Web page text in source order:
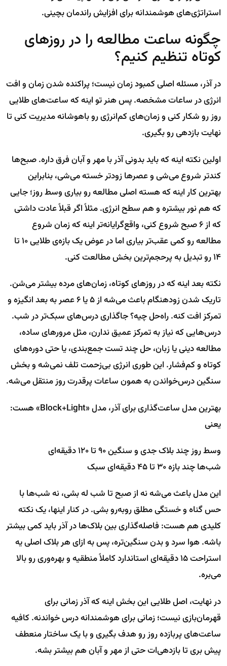
استراتژی‌های هوشمندانه برای افزایش راندمان بچینی.
چگونه ساعت مطالعه را در روزهای
کوتاه تنظیم کنیم؟
در آذر، مسئله اصلی کمبود زمان نیست؛ پراکنده شدن زمان و افت
انرژی در ساعات مشخصه. پس هنر تو اینه که ساعت‌های طلایی
روز رو شکار کنی و زمان‌های کم‌انرژی رو باهوشانه مدیریت کنی تا
نهایت بازدهی رو بگیری.
اولین نکته اینه که باید بدونی آذر با مهر و آبان فرق داره. صبح‌ها
کندتر شروع می‌شی و عصرها زودتر خسته می‌شی، بنابراین
بهترین کار اینه که هسته اصلی مطالعه رو بیاری وسط روز؛ جایی
که هم نور بیشتره و هم سطح انرژی. مثلاً اگر قبلاً عادت داشتی
که از ۶ صبح شروع کنی، واقع‌گرایانه‌تر اینه که زمان شروع
مطالعه رو کمی عقب‌تر بیاری اما در عوض یک بازه‌ی طلایی ۱۰ تا
۱۴ رو تبدیل به پرحجم‌ترین بخش مطالعت کنی.
نکته بعد اینه که در روزهای کوتاه، زمان‌های مرده بیشتر می‌شن.
تاریک شدن زودهنگام باعث می‌شه از ۵ یا ۶ عصر به بعد انگیزه و
تمرکز افت کنه. راه‌حل چیه؟ جاگذاری درس‌های سبک‌تر در شب.
درس‌هایی که نیاز به تمرکز عمیق ندارن، مثل مرورهای ساده،
مطالعه دینی یا زبان، حل چند تست جمع‌بندی، یا حتی دوره‌های
کوتاه و کم‌فشار. این طوری انرژی بی‌زحمت تلف نمی‌شه و بخش
سنگین درس‌خواندن به همون ساعات پرقدرت روز منتقل می‌شه.
بهترین مدل ساعت‌گذاری برای آذر، مدل «Block+Light» هست:
یعنی
وسط روز چند بلاک جدی و سنگین ۹۰ تا ۱۲۰ دقیقه‌ای
شب‌ها چند بازه ۳۰ تا ۴۵ دقیقه‌ای سبک
این مدل باعث می‌شه نه از صبح تا شب له بشی، نه شب‌ها با
حس گناه و خستگی مطلق روبه‌رو بشی. در کنار اینها، یک نکته
کلیدی هم هست: فاصله‌گذاری بین بلاک‌ها در آذر باید کمی بیشتر
باشه. هوا سرد و بدن سنگین‌تره، پس به ازای هر بلاک اصلی یه
استراحت ۱۵ دقیقه‌ای استاندارد کاملاً منطقیه و بهره‌وری رو بالا
می‌بره.
در نهایت، اصل طلایی این بخش اینه که آذر زمانی برای
قهرمان‌بازی نیست؛ زمانی برای هوشمندانه درس خواندنه. کافیه
ساعت‌های پربازده روز رو هدف بگیری و با یک ساختار منعطف
پیش بری تا بازدهی‌ات حتی از مهر و آبان هم بیشتر بشه.